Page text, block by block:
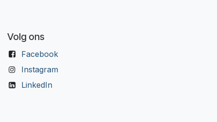
Volg ons
Facebook
Instagram
LinkedIn